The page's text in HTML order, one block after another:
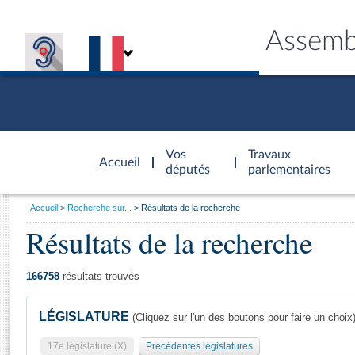
Accueil
d'accueil
Vos
députés
Travaux
parlementaires
Général
Vous
Accueil Recherche sur... Résultats de la recherche
Résultats de la recherche
166758 résultats trouvés
LÉGISLATURE (Cliquez sur l'un des boutons pour faire un choix)
17e législature (X) Précédentes législatures